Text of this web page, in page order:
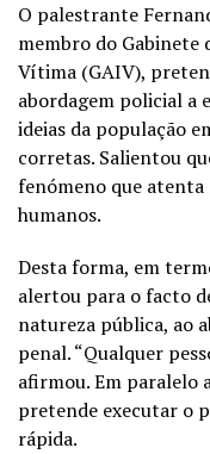
O palestrante
membro do
Vítima (GAIV),
abordagem policial a
ideias da população
corretas. Salientou
fenómeno que
humanos.
Desta forma, em
alertou para o facto
natureza pública, ao
penal. “Qualquer
afirmou. Em paralelo
pretende executar o
rápida.